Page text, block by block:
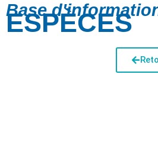
Base
ESPÈCES